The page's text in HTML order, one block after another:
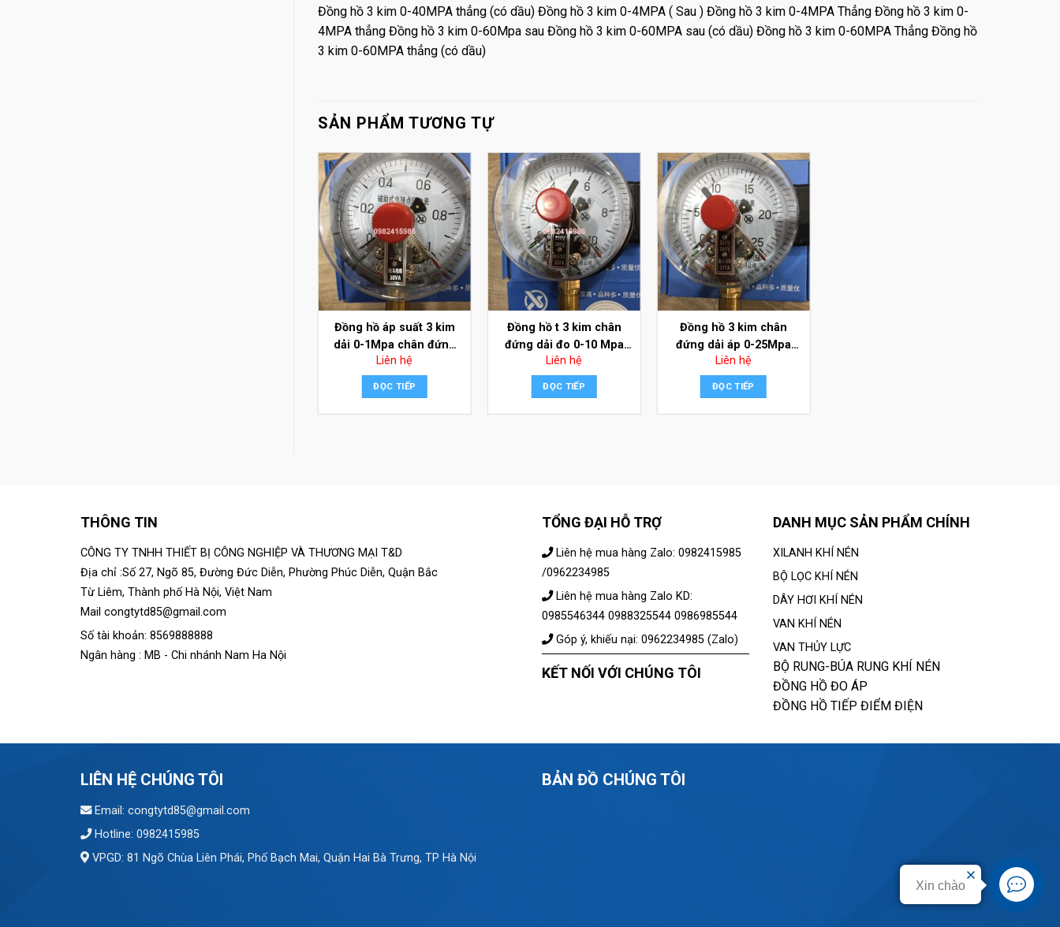
Đồng hồ 3 kim 0-40MPA thẳng (có dầu) Đồng hồ 3 kim 0-4MPA ( Sau ) Đồng hồ 3 kim 0-4MPA Thẳng Đồng hồ 3 kim 0-
4MPA thẳng Đồng hồ 3 kim 0-60Mpa sau Đồng hồ 3 kim 0-60MPA sau (có dầu) Đồng hồ 3 kim 0-60MPA Thẳng Đồng hồ
3 kim 0-60MPA thẳng (có dầu)
SẢN PHẨM TƯƠNG TỰ
Đồng hồ áp suất 3 kim
dải 0-1Mpa chân đứng
mặt 100 không dầu
Liên hệ
ĐỌC TIẾP
Đồng hồ t 3 kim chân
đứng dải đo 0-10 Mpa
mặt 100 không dầu
Liên hệ
ĐỌC TIẾP
Đồng hồ 3 kim chân
đứng dải áp 0-25Mpa
mặt 100mm
Liên hệ
ĐỌC TIẾP
THÔNG TIN
CÔNG TY TNHH THIẾT BỊ CÔNG NGHIỆP VÀ THƯƠNG MẠI T&D
Địa chỉ :Số 27, Ngõ 85, Đường Đức Diễn, Phường Phúc Diễn, Quận Bắc
Từ Liêm, Thành phố Hà Nội, Việt Nam
Mail congtytd85@gmail.com
Số tài khoản: 8569888888
Ngân hàng : MB - Chi nhánh Nam Ha Nội
TỔNG ĐẠI HỖ TRỢ
Liên hệ mua hàng Zalo: 0982415985
/0962234985
Liên hệ mua hàng Zalo KD:
0985546344 0988325544 0986985544
Góp ý, khiếu nại: 0962234985 (Zalo)
KẾT NỐI VỚI CHÚNG TÔI
DANH MỤC SẢN PHẨM CHÍNH
XILANH KHÍ NÉN
BỘ LỌC KHÍ NÉN
DÂY HƠI KHÍ NÉN
VAN KHÍ NÉN
VAN THỦY LỰC
BỘ RUNG-BÚA RUNG KHÍ NÉN
ĐỒNG HỒ ĐO ÁP
ĐỒNG HỒ TIẾP ĐIỂM ĐIỆN
LIÊN HỆ CHÚNG TÔI
Email: congtytd85@gmail.com
Hotline: 0982415985
VPGD: 81 Ngõ Chùa Liên Phái, Phố Bạch Mai, Quận Hai Bà Trưng, TP Hà Nội
BẢN ĐỒ CHÚNG TÔI
Xin chào